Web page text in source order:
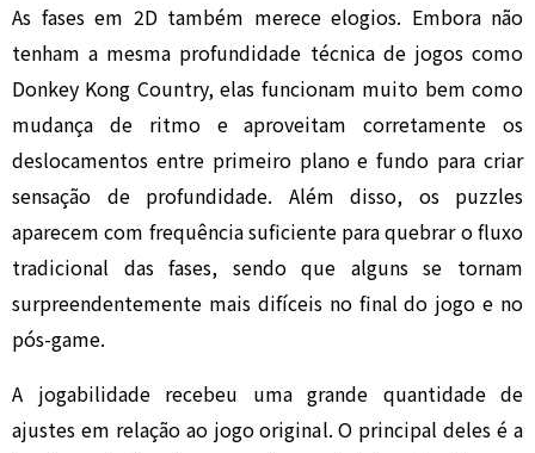
As fases em 2D também merece elogios. Embora não
tenham a mesma profundidade técnica de jogos como
Donkey Kong Country, elas funcionam muito bem como
mudança de ritmo e aproveitam corretamente os
deslocamentos entre primeiro plano e fundo para criar
sensação de profundidade. Além disso, os puzzles
aparecem com frequência suficiente para quebrar o fluxo
tradicional das fases, sendo que alguns se tornam
surpreendentemente mais difíceis no final do jogo e no
pós-game.
A jogabilidade recebeu uma grande quantidade de
ajustes em relação ao jogo original. O principal deles é a